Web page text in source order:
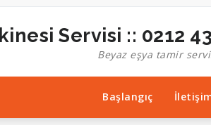
Servisi :: 0212
Beyaz eşya tamir
Başlangıç